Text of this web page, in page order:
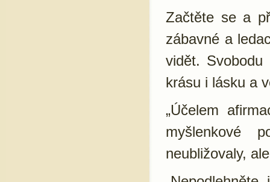
Začtěte se a
zábavné a
vidět.
krásu i lásku a
„Účelem
myšlenkové
neubližovaly,